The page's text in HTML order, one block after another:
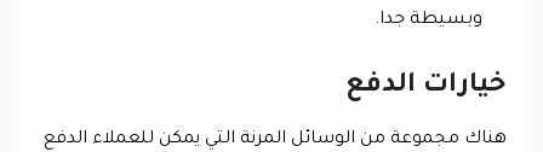
وبسيطة جدا.
خيارات الدفع
هناك مجموعة من الوسائل المرنة التي يمكن للعملاء الدفع